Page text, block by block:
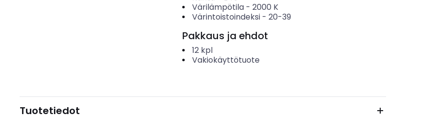
Värilämpötila- 2000 K
Värintoistoindeksi- 20-39
Pakkaus ja ehdot
12 kpl
Vakiokäyttötuote
Tuotetiedot